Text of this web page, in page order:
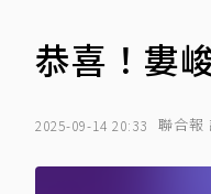
恭喜！婁
2025-09-14 20:33 聯合報